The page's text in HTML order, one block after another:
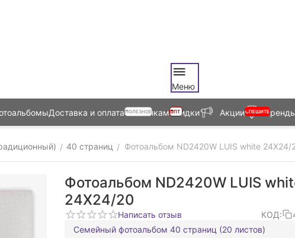
Меню
Доставка и оплата ПОЛЕЗНОЕ
Оптовикам ОПТ
Скидки АкцииСПЕШИТЕ
/ 40 страниц / Фотоальбом ND2420W LUIS white 24X24/
Фотоальбом ND2420W LUIS
24X24/20
Написать отзыв КОД:
Семейный фотоальбом 40 страниц (20 листов)